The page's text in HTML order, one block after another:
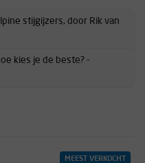
stijgijzers, door Rik van
kies je de beste? -
MEEST VERKOCHT